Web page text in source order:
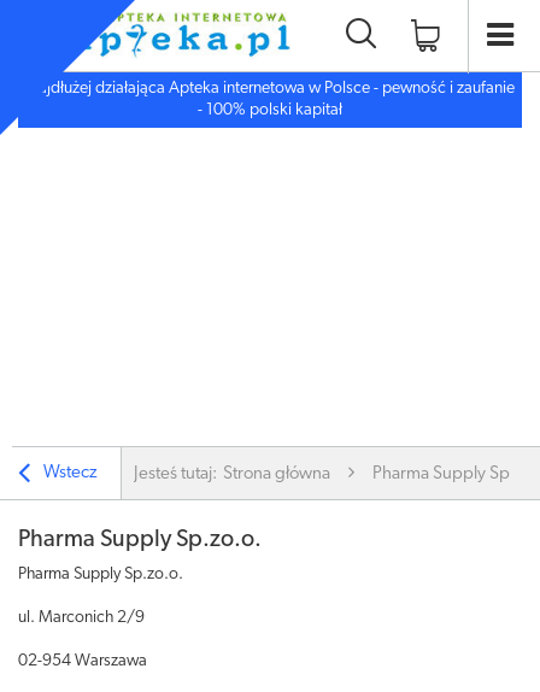
Najdłużej działająca Apteka internetowa w Polsce - pewność i zaufanie
- 100% polski kapitał
Wstecz Jesteś tutaj: Strona główna Pharma Supply
Pharma Supply Sp.zo.o.
Pharma Supply Sp.zo.o.
ul. Marconich 2/9
02-954 Warszawa